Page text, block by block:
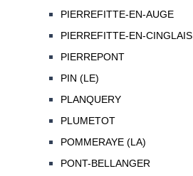
PIERREFITTE-EN-AUGE
PIERREFITTE-EN-CINGLAIS
PIERREPONT
PIN (LE)
PLANQUERY
PLUMETOT
POMMERAYE (LA)
PONT-BELLANGER